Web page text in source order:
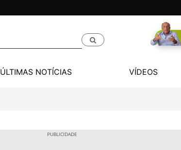
ÚLTIMAS NOTÍCIAS VÍDEOS